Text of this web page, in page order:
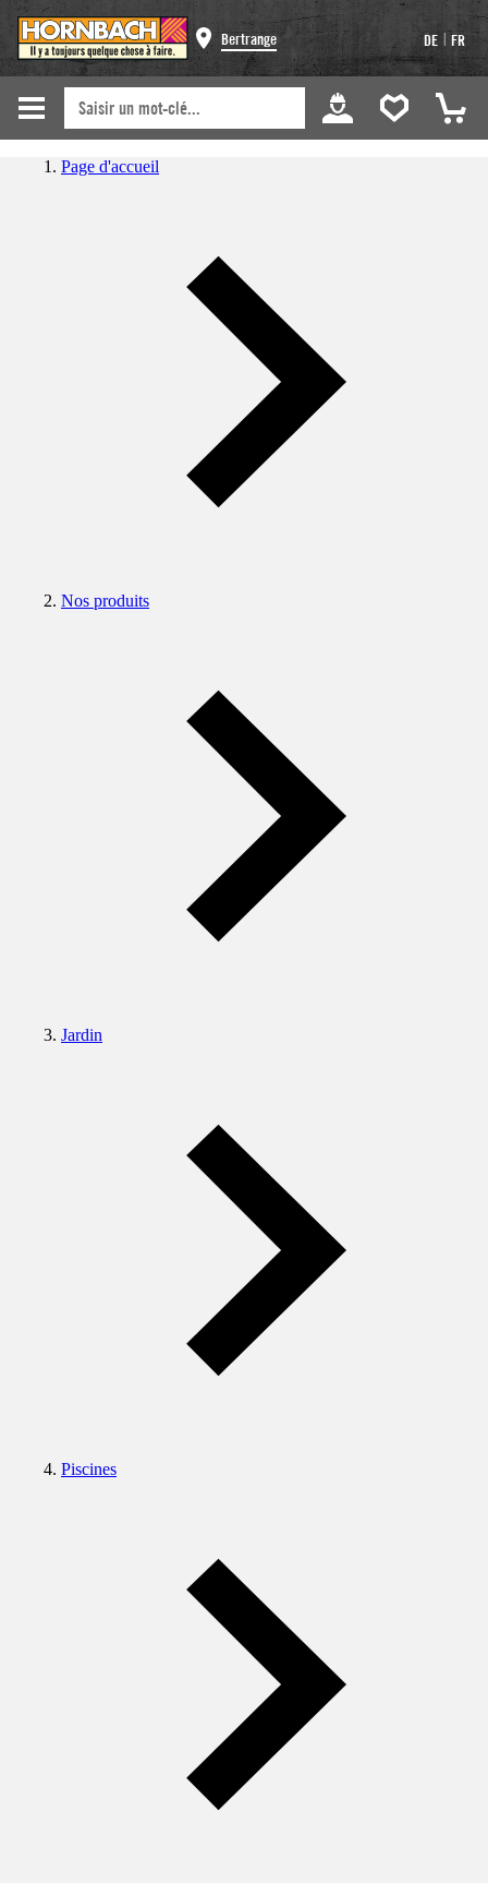
Bertrange DE | FR
Page d'accueil
Nos produits
Jardin
Piscines